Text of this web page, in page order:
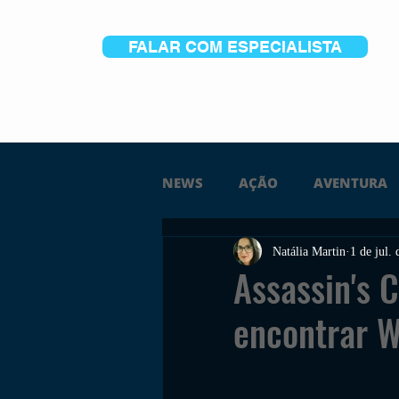
FALAR COM ESPECIALISTA
NEWS AÇÃO AVENTURA
FICÇÃO TERROR PC
TRAILER PLATAFORMA
Assassin's
encontrar
Natália Martin 1 de jul.